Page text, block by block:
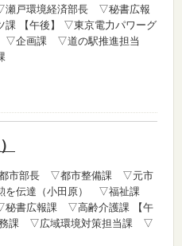
戸環境経済部長 ▽秘書広報
課 【午後】
▽東京電力パワーグ
▽企画課 ▽道の駅推進担当
市部長 ▽都市整備課 ▽元市
を伝達（小田原） ▽福祉課
書広報課 ▽高齢介護課 【午
課 ▽広域環境対策担当課 ▽